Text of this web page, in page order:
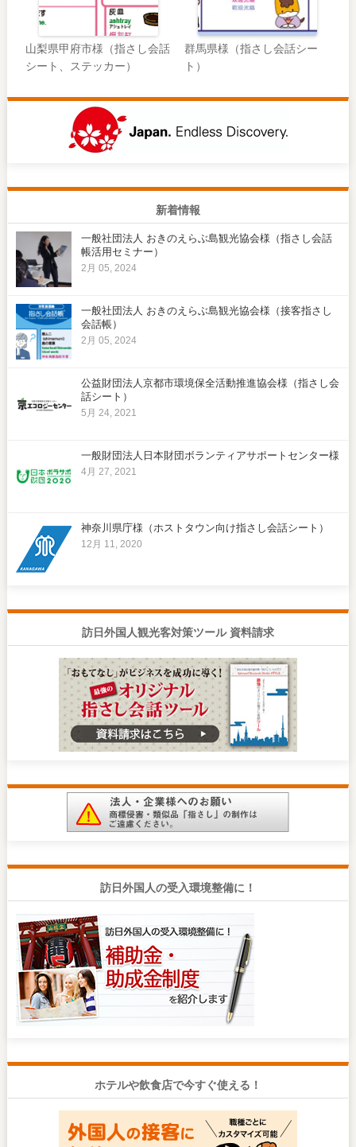
山梨県甲府市様（指さし会話
シート、ステッカー）
群馬県様（指さし会話シー
ト）
新着情報
一般社団法人 おきのえらぶ島観光協会様（指さし会話
帳活用セミナー）
2月 05, 2024
一般社団法人 おきのえらぶ島観光協会様（接客指さし
会話帳）
2月 05, 2024
公益財団法人京都市環境保全活動推進協会様（指さし会
話シート）
5月 24, 2021
一般財団法人日本財団ボランティアサポートセンター様
4月 27, 2021
神奈川県庁様（ホストタウン向け指さし会話シート）
12月 11, 2020
訪日外国人観光客対策ツール 資料請求
訪日外国人の受入環境整備に！
ホテルや飲食店で今すぐ使える！